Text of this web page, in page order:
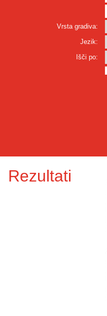
Vrsta gradiva:
Jezik:
Išči po:
Rezultati